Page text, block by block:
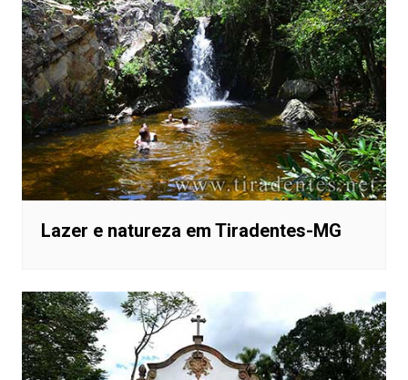
Lazer e natureza em Tiradentes-MG